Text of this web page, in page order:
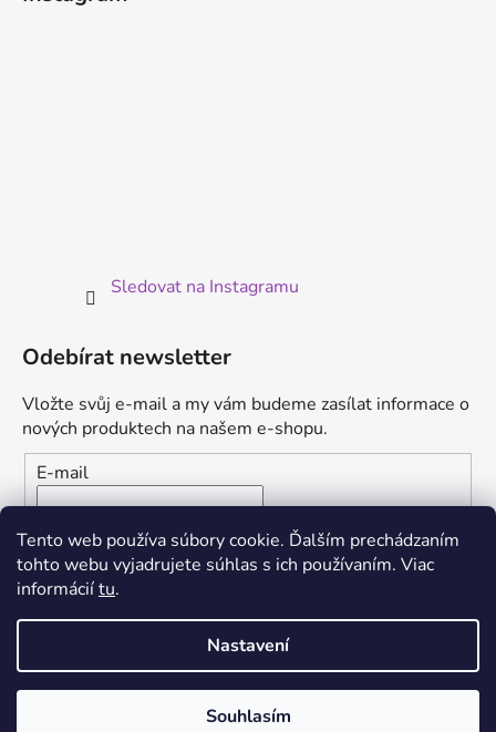
Tento web používa súbory cookie. Ďalším prechádzaním
tohto webu vyjadrujete súhlas s ich používaním. Viac
informáciítu.
Nastavení
Souhlasím
Sledovat na Instagramu
Odebírat newsletter
Vložte svůj e-mail a my vám budeme zasílat informace o
nových produktech na našem e-shopu.
E-mail
Vložením e-mailu súhlasíte s
podmienkami ochrany
osobných údajov
Vytvořil Shoptet